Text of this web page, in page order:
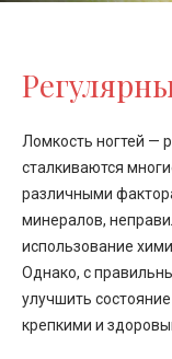
Ломкость ногтей —
сталкиваются
различными
минералов,
использование
Однако, с
улучшить
крепкими и